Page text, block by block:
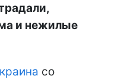
и нежилые
со